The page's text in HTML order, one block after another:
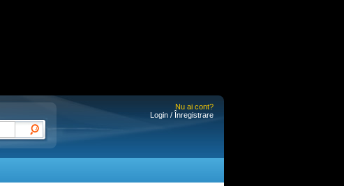
Nu ai cont?
Login / Înregistrare